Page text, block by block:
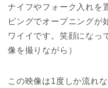
ナイフやフォーク入れを
ピングでオープニングが
ワイイです。笑顔になっ
像を撮りながら）
この映像は1度しか流れ